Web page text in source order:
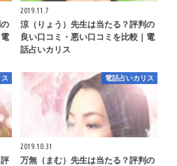
2019.11.7
涼（りょう）先生は当たる？評判の
良い口コミ・悪い口コミを比較｜電
話占いカリス
電話占いカリス
2019.10.31
万無（まむ）先生は当たる？評判の